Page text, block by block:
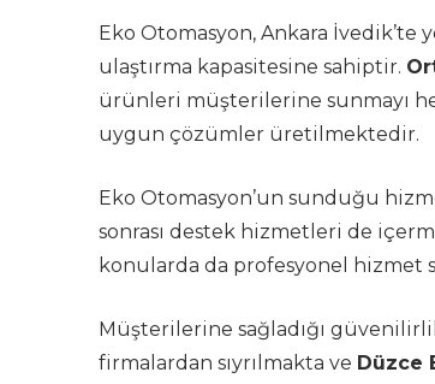
Eko Otomasyon, Ankara
ulaştırma kapasitesine sahiptir.
ürünleri müşterilerine sunmayı
uygun çözümler üretilmektedir.
Eko Otomasyon’un sunduğu
sonrası destek hizmetleri de
konularda da profesyonel
Müşterilerine sağladığı
firmalardan sıyrılmakta ve Düzce